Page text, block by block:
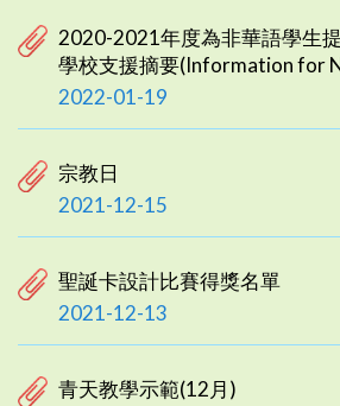
2020-2021年度為非華語學生
學校支援摘要(Information for
2022-01-19
宗教日
2021-12-15
聖誕卡設計比賽得獎名單
2021-12-13
青天教學示範(12月)